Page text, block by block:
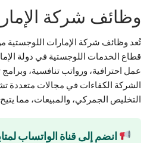
وظائف شركة
تُعد وظائف شركة الإمارات اللوجستية
قطاع الخدمات اللوجستية في دولة
عمل احترافية، ورواتب تنافسية،
الشركة الكفاءات في مجالات متعددة
التخليص الجمركي، والمبيعات، مما
انضم إلى قناة الواتساب